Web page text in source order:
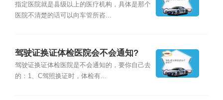
指定医院就是县级以上的医疗机构，具体是那个
医院不清楚的话可以向车管所咨...
驾驶证换证体检医院会不会通知?
驾驶证换证体检医院是不会通知的，要你自己去
的：1、C驾照换证时，体检有...